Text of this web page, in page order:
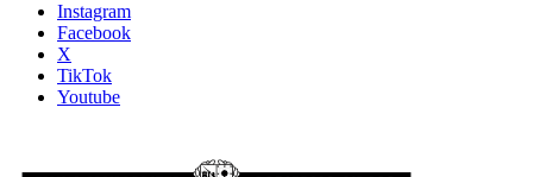
Instagram
Facebook
X
TikTok
Youtube